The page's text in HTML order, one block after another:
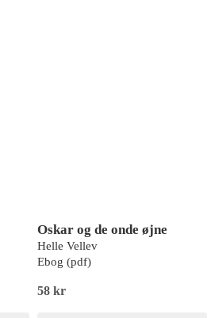
Oskar og de onde øjne
Helle Vellev
Ebog (pdf)
58 kr